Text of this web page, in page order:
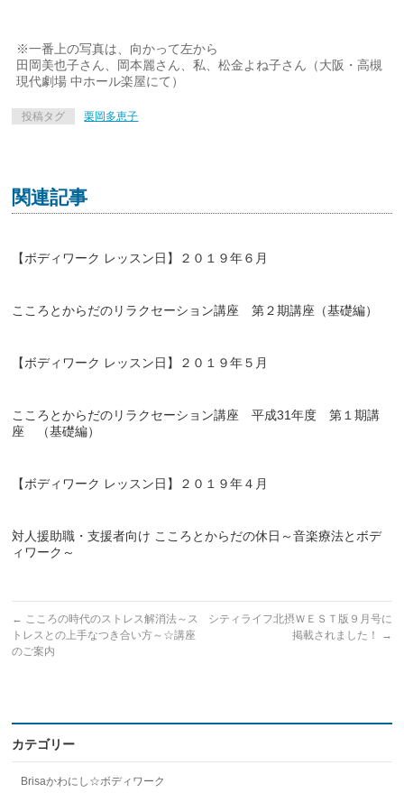
※一番上の写真は、向かって左から
田岡美也子さん、岡本麗さん、私、松金よね子さん（大阪・高槻
現代劇場 中ホール楽屋にて）
投稿タグ 栗岡多恵子
関連記事
【ボディワーク レッスン日】２０１９年６月
こころとからだのリラクセーション講座 第２期講座（基礎編）
【ボディワーク レッスン日】２０１９年５月
こころとからだのリラクセーション講座 平成31年度 第１期講
座 （基礎編）
【ボディワーク レッスン日】２０１９年４月
対人援助職・支援者向け こころとからだの休日～音楽療法とボデ
ィワーク～
← こころの時代のストレス解消法～ス
トレスとの上手なつき合い方～☆講座
のご案内
シティライフ北摂ＷＥＳＴ版９月号に
掲載されました！
→
カテゴリー
Brisaかわにし☆ボディワーク